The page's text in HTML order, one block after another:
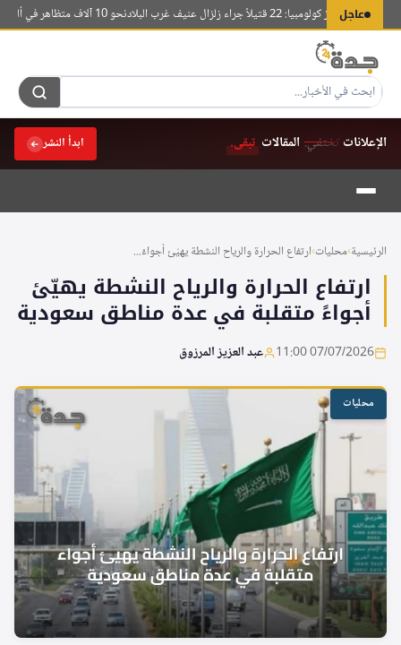
عاجل
تهز كولومبيا: 22 قتيلاً جراء زلزال عنيف غرب البلاد نحو 10 آلاف متظاهر في ألمانيا يطالبون بحظر حزب البديل من أجل ألمانيا
الإعلانات تختفي.المقالات تبقى. ابدأ النشر
التجاوز
المحتوى
الرئيسية›محليات›ارتفاع الحرارة والرياح النشطة يهيّئ أجواءً...
ارتفاع الحرارة والرياح النشطة يهيّئ
أجواءً متقلبة في عدة مناطق سعودية
07/07/2026 11:00 عبد العزيز المرزوق
محليات